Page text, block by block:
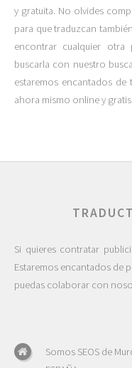
y gratuita. No olvides
para que traduzcan
encontrar cualquier
buscarla con nuestro
estaremos encantados de
ahora mismo online y gratis.
Si quieres contratar
Estaremos encantados de
puedas colaborar con
Somos SEOS de